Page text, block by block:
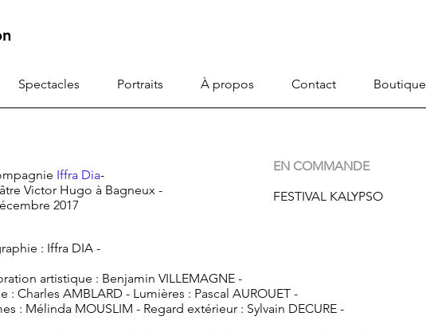
Spectacles Portraits À propos Contact Boutique
Iffra Dia-
Victor Hugo à Bagneux -
2017
EN COMMANDE
FESTIVAL KALYPSO
: Iffra DIA -
artistique : Benjamin VILLEMAGNE -
: Charles AMBLARD - Lumières : Pascal AUROUET -
: Mélinda MOUSLIM - Regard extérieur : Sylvain DECURE -